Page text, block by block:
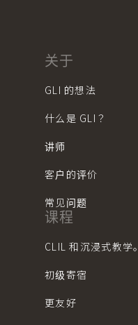
关于
GLI 的想法
什么是 GLI？
讲师
客户的评价
常见问题
课程
CLIL 和沉浸式教学。
初级寄宿
更友好